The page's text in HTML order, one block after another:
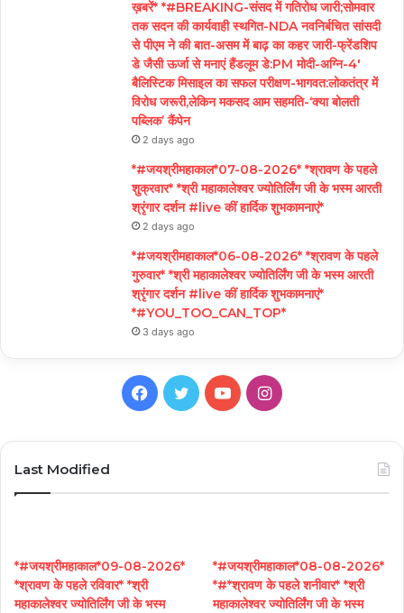
ख़बरें* *#BREAKING-संसद में गतिरोध जारी;सोमवार
तक सदन की कार्यवाही स्थगित-NDA नवनिर्बचित सांसदी
से पीएम ने की बात-असम में बाढ़ का कहर जारी-फ्रेंडशिप
डे जैसी ऊर्जा से मनाएं हैंडलूम डे:PM मोदी-अग्नि-4′
बैलिस्टिक मिसाइल का सफल परीक्षण-भागवत:लोकतंत्र में
विरोध जरूरी,लेकिन मकसद आम सहमति-‘क्या बोलती
पब्लिक’ कैंपेन
2 days ago
*#जयश्रीमहाकाल*07-08-2026* *श्रावण के पहले
शुक्रवार* *श्री महाकालेश्वर ज्योतिर्लिंग जी के भस्म आरती
श्रृंगार दर्शन #live कीं हार्दिक शुभकामनाएं*
2 days ago
*#जयश्रीमहाकाल*06-08-2026* *श्रावण के पहले
गुरुवार* *श्री महाकालेश्वर ज्योतिर्लिंग जी के भस्म आरती
श्रृंगार दर्शन #live कीं हार्दिक शुभकामनाएं*
*#YOU_TOO_CAN_TOP*
3 days ago
Facebook
TwitterYouTubeInstagram
Last Modified
*#जयश्रीमहाकाल*09-08-2026*
*श्रावण के पहले रविवार* *श्री
महाकालेश्वर ज्योतिर्लिंग जी के भस्म
*#जयश्रीमहाकाल*08-08-2026*
*#*श्रावण के पहले शनीवार* *श्री
महाकालेश्वर ज्योतिर्लिंग जी के भस्म